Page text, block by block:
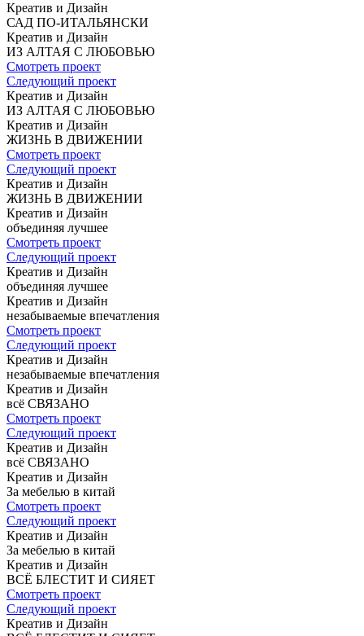
Креатив и Дизайн
САД ПО-ИТАЛЬЯНСКИ
Креатив и Дизайн
ИЗ АЛТАЯ С ЛЮБОВЬЮ
Смотреть проект
Следующий проект
Креатив и Дизайн
ИЗ АЛТАЯ С ЛЮБОВЬЮ
Креатив и Дизайн
ЖИЗНЬ В ДВИЖЕНИИ
Смотреть проект
Следующий проект
Креатив и Дизайн
ЖИЗНЬ В ДВИЖЕНИИ
Креатив и Дизайн
объединяя лучшее
Смотреть проект
Следующий проект
Креатив и Дизайн
объединяя лучшее
Креатив и Дизайн
незабываемые впечатления
Смотреть проект
Следующий проект
Креатив и Дизайн
незабываемые впечатления
Креатив и Дизайн
всё СВЯЗАНО
Смотреть проект
Следующий проект
Креатив и Дизайн
всё СВЯЗАНО
Креатив и Дизайн
За мебелью в китай
Смотреть проект
Следующий проект
Креатив и Дизайн
За мебелью в китай
Креатив и Дизайн
ВСЁ БЛЕСТИТ И СИЯЕТ
Смотреть проект
Следующий проект
Креатив и Дизайн